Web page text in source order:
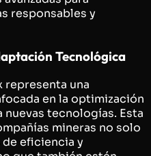
responsables y
Tecnológica
representa una
en la optimización
tecnologías. Esta
mineras no solo
eficiencia y